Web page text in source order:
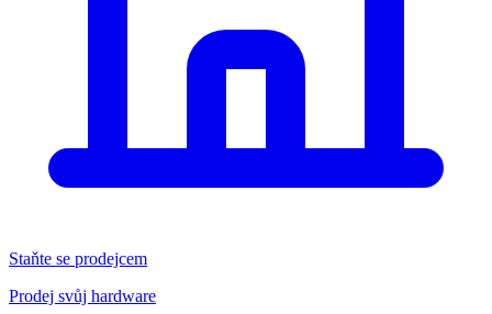
Staňte se prodejcem
Prodej svůj hardware